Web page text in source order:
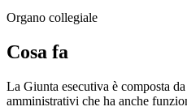
Organo collegiale
Cosa fa
La Giunta esecutiva è composta
amministrativi che ha anche